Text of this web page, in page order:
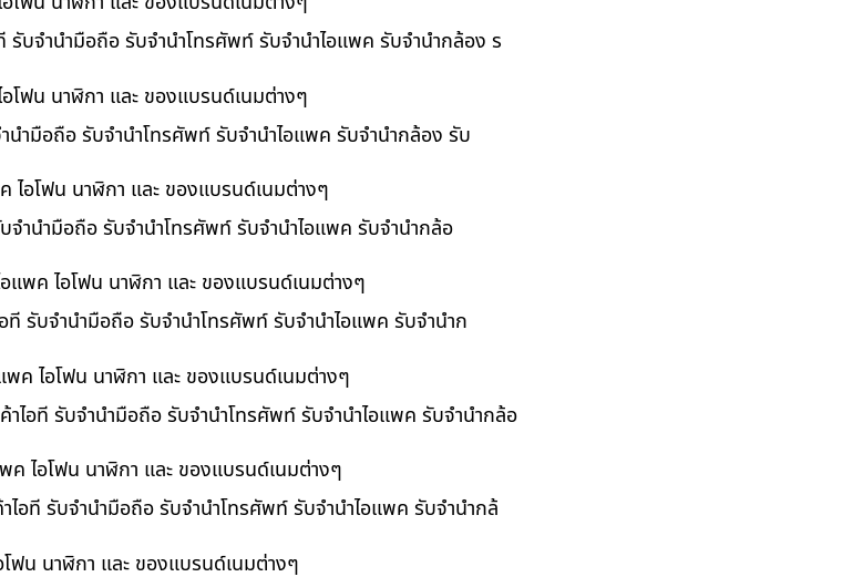
รับจำนำมือถือ รับจำนำโทรศัพท์ รับจำนำไอแพค รับจำนำกล้อง ร
โฟน นาฬิกา และ ของแบรนด์เนมต่างๆ
ำมือถือ รับจำนำโทรศัพท์ รับจำนำไอแพค รับจำนำกล้อง รับ
ไอโฟน นาฬิกา และ ของแบรนด์เนมต่างๆ
ำนำมือถือ รับจำนำโทรศัพท์ รับจำนำไอแพค รับจำนำกล้อ
แพค ไอโฟน นาฬิกา และ ของแบรนด์เนมต่างๆ
รับจำนำมือถือ รับจำนำโทรศัพท์ รับจำนำไอแพค รับจำนำก
ค ไอโฟน นาฬิกา และ ของแบรนด์เนมต่างๆ
ไอที รับจำนำมือถือ รับจำนำโทรศัพท์ รับจำนำไอแพค รับจำนำกล้อ
ค ไอโฟน นาฬิกา และ ของแบรนด์เนมต่างๆ
อที รับจำนำมือถือ รับจำนำโทรศัพท์ รับจำนำไอแพค รับจำนำกล้
ฟน นาฬิกา และ ของแบรนด์เนมต่างๆ